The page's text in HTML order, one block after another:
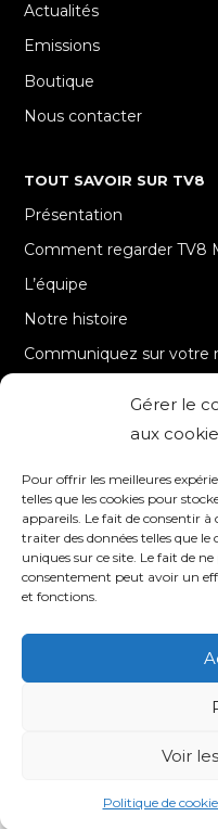
Gérer le
aux
Pour offrir les meilleures
telles que les cookies pour
appareils. Le fait de consentir
traiter des données telles que
uniques sur ce site. Le fait de
consentement peut avoir un
et fonctions.
Voir
Politique de
Actualités
Emissions
Boutique
Nous contacter
TOUT SAVOIR SUR TV8
Présentation
Comment regarder TV8
L’équipe
Notre histoire
Communiquez sur votre
Contact
Mentions Légales /
Politique de cookies (UE)
Politique de
© 2020 TV8 Moselle-Est - 9